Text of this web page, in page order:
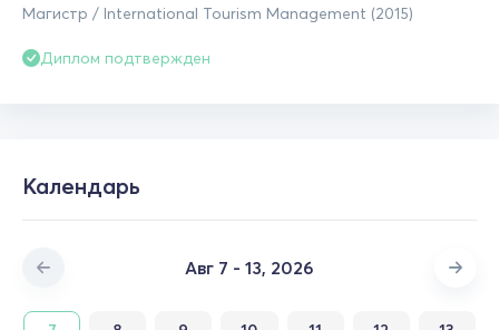
Магистр / International Tourism Management (2015)
Диплом подтвержден
Календарь
Авг 7 - 13, 2026